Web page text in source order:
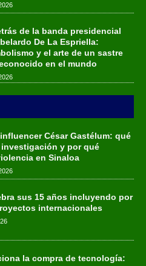
de la banda presidencial
De La Espriella:
y el arte de un sastre
en el mundo
César Gastélum: qué
investigación y por qué
en Sinaloa
sus 15 años incluyendo por
internacionales
la compra de tecnología: